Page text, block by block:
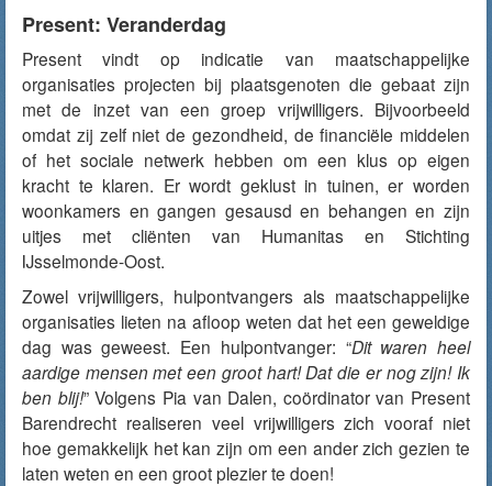
Present: Veranderdag
Present vindt op indicatie van maatschappelijke
organisaties projecten bij plaatsgenoten die gebaat zijn
met de inzet van een groep vrijwilligers. Bijvoorbeeld
omdat zij zelf niet de gezondheid, de financiële middelen
of het sociale netwerk hebben om een klus op eigen
kracht te klaren. Er wordt geklust in tuinen, er worden
woonkamers en gangen gesausd en behangen en zijn
uitjes met cliënten van Humanitas en Stichting
IJsselmonde-Oost.
Zowel vrijwilligers, hulpontvangers als maatschappelijke
organisaties lieten na afloop weten dat het een geweldige
dag was geweest. Een hulpontvanger: “Dit waren heel
aardige mensen met een groot hart! Dat die er nog zijn! Ik
ben blij!” Volgens Pia van Dalen, coördinator van Present
Barendrecht realiseren veel vrijwilligers zich vooraf niet
hoe gemakkelijk het kan zijn om een ander zich gezien te
laten weten en een groot plezier te doen!